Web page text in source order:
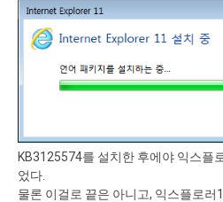
KB3125574를 설치한 후에야 익스플
었다.
물론 이걸로 끝은 아니고, 익스플로러